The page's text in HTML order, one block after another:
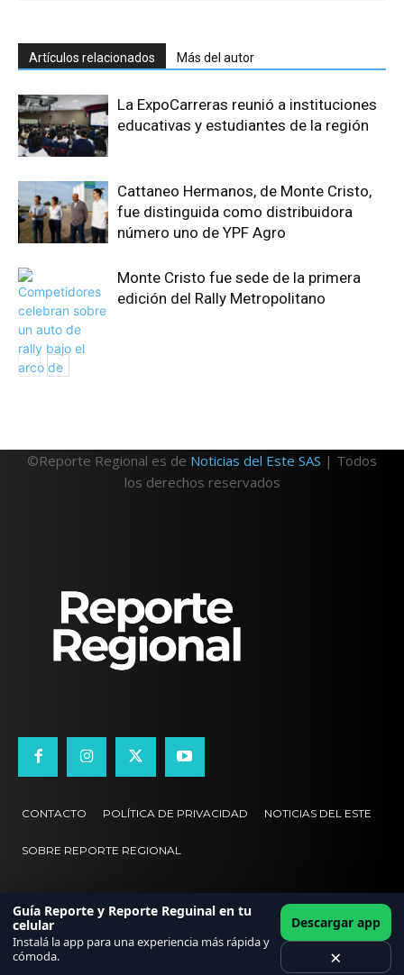
Artículos relacionados Más del autor
La ExpoCarreras reunió a instituciones
educativas y estudiantes de la región
Cattaneo Hermanos, de Monte Cristo,
fue distinguida como distribuidora
número uno de YPF Agro
Monte Cristo fue sede de la primera
edición del Rally Metropolitano
©Reporte Regional es de Noticias del Este SAS | Todos
los derechos reservados
CONTACTO POLÍTICA DE PRIVACIDAD NOTICIAS DEL ESTE
SOBRE REPORTE REGIONAL
Guía Reporte y Reporte Reguinal en tu
celular
Instalá la app para una experiencia más rápida y
cómoda.
Descargar app
×